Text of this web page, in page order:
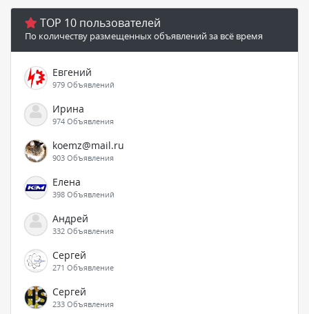
TOP 10 пользователей
По количеству размещенных объявлений за всё время
Евгений
979 Объявлений
Ирина
974 Объявления
koemz@mail.ru
903 Объявления
Елена
398 Объявлений
Андрей
332 Объявления
Сергей
271 Объявление
Сергей
233 Объявления